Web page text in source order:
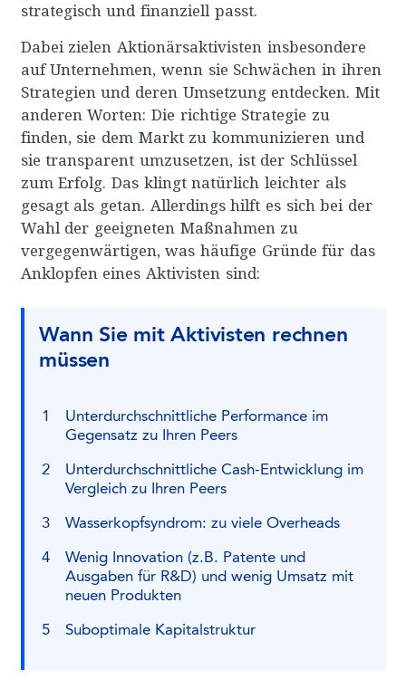
strategisch und finanziell passt.
Dabei zielen Aktionärsaktivisten insbesondere
auf Unternehmen, wenn sie Schwächen in ihren
Strategien und deren Umsetzung entdecken. Mit
anderen Worten: Die richtige Strategie zu
finden, sie dem Markt zu kommunizieren und
sie transparent umzusetzen, ist der Schlüssel
zum Erfolg. Das klingt natürlich leichter als
gesagt als getan. Allerdings hilft es sich bei der
Wahl der geeigneten Maßnahmen zu
vergegenwärtigen, was häufige Gründe für das
Anklopfen eines Aktivisten sind:
Wann Sie mit Aktivisten rechnen
müssen
Unterdurchschnittliche Performance im
Gegensatz zu Ihren Peers
Unterdurchschnittliche Cash-Entwicklung im
Vergleich zu Ihren Peers
Wasserkopfsyndrom: zu viele Overheads
Wenig Innovation (z.B. Patente und
Ausgaben für R&D) und wenig Umsatz mit
neuen Produkten
Suboptimale Kapitalstruktur